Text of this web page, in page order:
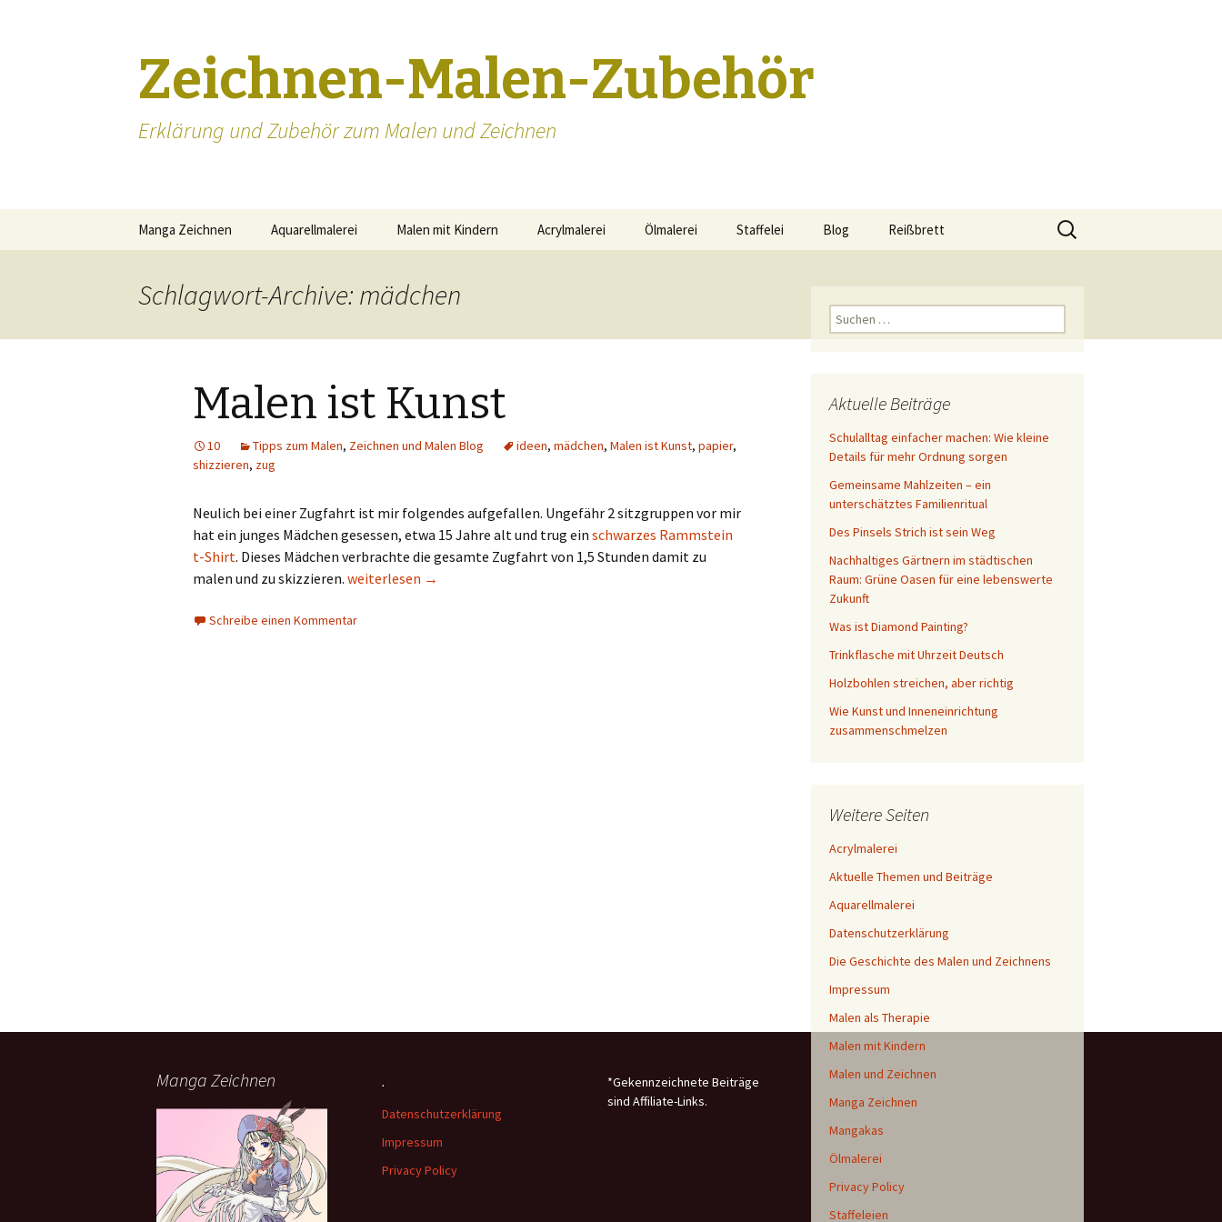
Zeichnen-Malen-Zubehör
Erklärung und Zubehör zum Malen und Zeichnen
Manga Zeichnen
Manga Augen zeichnen
Aquarellmalerei Malen mit Kindern Acrylmalerei Ölmalerei Staffelei Blog Reißbrett
Reißbrett A1
Schreibtisch
Suchen
nach:
Schlagwort-Archive: mädchen
Malen ist Kunst
10 Tipps zum Malen, Zeichnen und Malen Blog ideen, mädchen, Malen ist Kunst, papier,
shizzieren, zug
Neulich bei einer Zugfahrt ist mir folgendes aufgefallen. Ungefähr 2 sitzgruppen vor mir
hat ein junges Mädchen gesessen, etwa 15 Jahre alt und trug ein schwarzes Rammstein
t-Shirt. Dieses Mädchen verbrachte die gesamte Zugfahrt von 1,5 Stunden damit zu
malen und zu skizzieren. Malen ist Kunst
weiterlesen →
Schreibe einen Kommentar
Suchen
nach:
Aktuelle Beiträge
Schulalltag einfacher machen: Wie kleine
Details für mehr Ordnung sorgen
Gemeinsame Mahlzeiten – ein
unterschätztes Familienritual
Des Pinsels Strich ist sein Weg
Nachhaltiges Gärtnern im städtischen
Raum: Grüne Oasen für eine lebenswerte
Zukunft
Was ist Diamond Painting?
Trinkflasche mit Uhrzeit Deutsch
Holzbohlen streichen, aber richtig
Wie Kunst und Inneneinrichtung
zusammenschmelzen
Weitere Seiten
Acrylmalerei
Aktuelle Themen und Beiträge
Aquarellmalerei
Datenschutzerklärung
Die Geschichte des Malen und Zeichnens
Impressum
Malen als Therapie
Malen mit Kindern
Malen und Zeichnen
Manga Zeichnen
Mangakas
Ölmalerei
Privacy Policy
Staffeleien
Manga Zeichnen .
Datenschutzerklärung
Impressum
Privacy Policy
*Gekennzeichnete Beiträge
sind Affiliate-Links.